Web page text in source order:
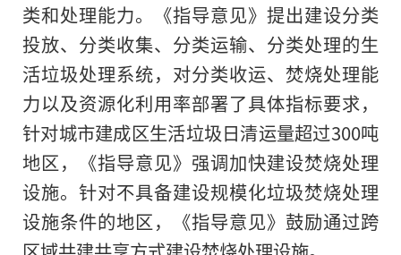
类和处理能力。《指导意见》提出建设分类
投放、分类收集、分类运输、分类处理的生
活垃圾处理系统，对分类收运、焚烧处理能
力以及资源化利用率部署了具体指标要求，
针对城市建成区生活垃圾日清运量超过300吨
地区，《指导意见》强调加快建设焚烧处理
设施。针对不具备建设规模化垃圾焚烧处理
设施条件的地区，《指导意见》鼓励通过跨